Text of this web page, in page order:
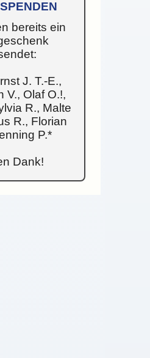
bereits ein
J. T.-E.,
V., Olaf O.!,
R., Malte
R., Florian
P.*
Dank!